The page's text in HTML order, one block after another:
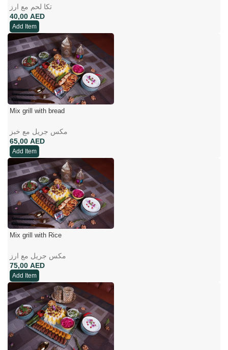
تکا لحم مع ارز
AED
Add Item
Mix grill with bread
مکس جریل مع خبز
AED
Add Item
Mix grill with Rice
مکس جریل مع ارز
AED
Add Item